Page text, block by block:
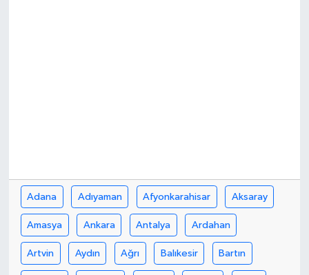
Adana Adıyaman Afyonkarahisar Aksaray
Amasya Ankara Antalya Ardahan
Artvin Aydın Ağrı Balıkesir Bartın